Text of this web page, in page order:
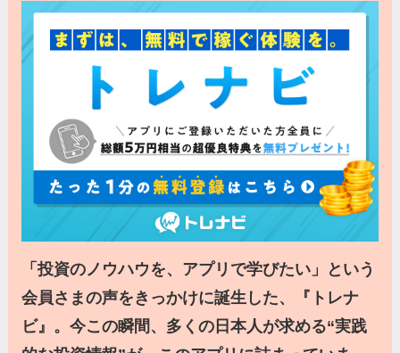
「投資のノウハウを、アプリで学びたい」という
会員さまの声をきっかけに誕生した、『トレナ
ビ』。今この瞬間、多くの日本人が求める“実践